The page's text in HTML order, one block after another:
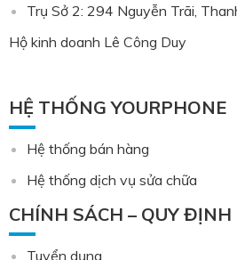
Trụ Sở 2: 294 Nguyễn Trãi,
Hộ kinh doanh Lê Công Duy
HỆ THỐNG YOURPHONE
Hệ thống bán hàng
Hệ thống dịch vụ sửa chữa
CHÍNH SÁCH – QUY ĐỊNH
Tuyển dụng